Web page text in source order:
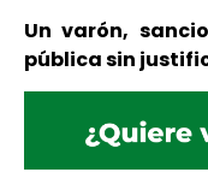
Un varón,
pública sin